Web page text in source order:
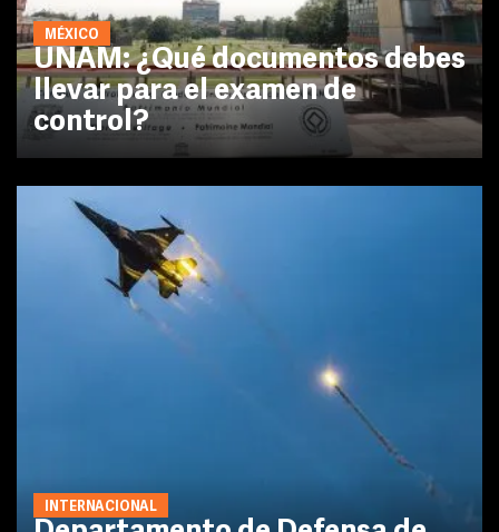
MÉXICO
UNAM: ¿Qué documentos debes
llevar para el examen de
control?
INTERNACIONAL